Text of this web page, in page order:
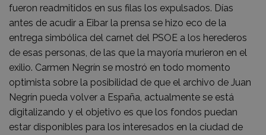
fueron readmitidos en sus filas los expulsados. Días
antes de acudir a Eibar la prensa se hizo eco de la
entrega simbólica del carnet del PSOE a los herederos
de esas personas, de las que la mayoría murieron en el
exilio. Carmen Negrín se mostró en todo momento
optimista sobre la posibilidad de que el archivo de Juan
Negrín pueda volver a España, actualmente se está
digitalizando y el objetivo es que los fondos puedan
estar disponibles para los interesados en la ciudad de